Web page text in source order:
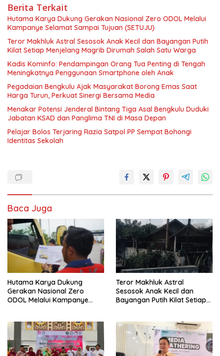
Berita Terkait
Hutama Karya Dukung Gerakan Nasional Zero ODOL Melalui
Kampanye Selamat Sampai Tujuan (SETUJU)
Teror Makhluk Astral Sesosok Anak Kecil dan Bayangan Putih
Kilat Setiap Menjelang Magrib Dirumah Salah Satu Warga
Kadis Kominfo: Pendampingan Orang Tua Penting di Tengah
Meningkatnya Penggunaan Smartphone oleh Anak
Pegadaian Bengkulu Ajak Masyarakat Borong Emas Saat
Harga Turun, Perkuat Sinergi Bersama Media
Menakar Potensi Jenderal Bintang Tiga Asal Bengkulu Duduki
Jabatan KSAD dan Panglima TNI di Masa Depan
Pelajar Bolos Terjaring Razia Satpol PP Sempat Bohongi
Identitas Sekolah
Baca Juga
Hutama Karya Dukung
Gerakan Nasional Zero
ODOL Melalui Kampanye
Teror Makhluk Astral
Sesosok Anak Kecil dan
Bayangan Putih Kilat Setiap